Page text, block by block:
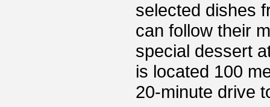
selected dishes
can follow their
special dessert
is located 100
20-minute drive